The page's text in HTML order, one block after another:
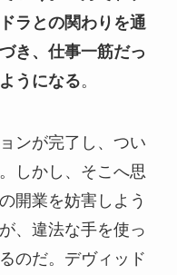
ラとの関わりを通
き、仕事一筋だっ
うになる。
ンが完了し、つい
しかし、そこへ思
開業を妨害しよう
、違法な手を使っ
のだ。デヴィッド